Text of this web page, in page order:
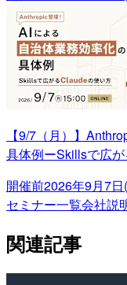
【9/7（月）】
具体例ーSkillsで広
開催前2026年9月7日
セミナー一覧会社説
関連記事